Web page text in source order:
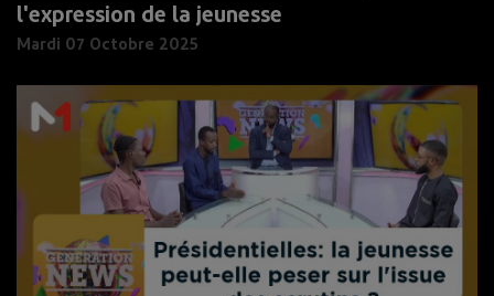
l'expression de la jeunesse
Mardi 07 Octobre 2025